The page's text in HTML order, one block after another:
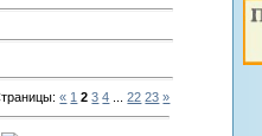
:« 1 2 3 4 22 23 »